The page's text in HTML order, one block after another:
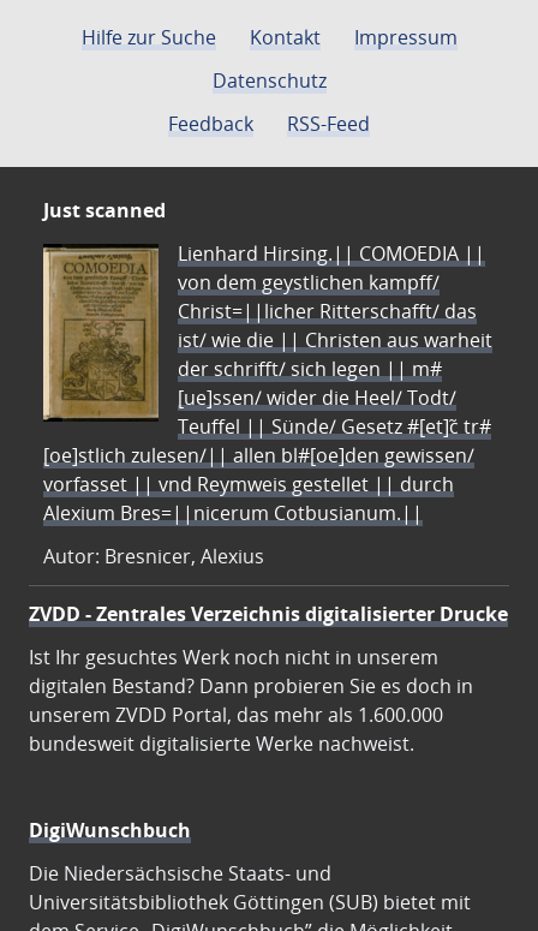
Hilfe zur Suche Kontakt
Impressum
Datenschutz
Feedback
RSS-Feed
Just scanned
Lienhard Hirsing.|| COMOEDIA ||
von dem geystlichen kampff/
Christ=||licher Ritterschafft/ das
ist/ wie die || Christen aus warheit
der schrifft/ sich legen || m#
[ue]ssen/ wider die Heel/ Todt/
Teuffel || Sünde/ Gesetz #[et]c̃ tr#
[oe]stlich zulesen/|| allen bl#[oe]den gewissen/
vorfasset || vnd Reymweis gestellet || durch
Alexium Bres=||nicerum Cotbusianum.||
Autor: Bresnicer, Alexius
ZVDD - Zentrales Verzeichnis digitalisierter Drucke
Ist Ihr gesuchtes Werk noch nicht in unserem
digitalen Bestand? Dann probieren Sie es doch in
unserem ZVDD Portal, das mehr als 1.600.000
bundesweit digitalisierte Werke nachweist.
DigiWunschbuch
Die Niedersächsische Staats- und
Universitätsbibliothek Göttingen (SUB) bietet mit